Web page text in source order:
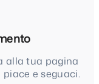
alla tua pagina
e seguaci.